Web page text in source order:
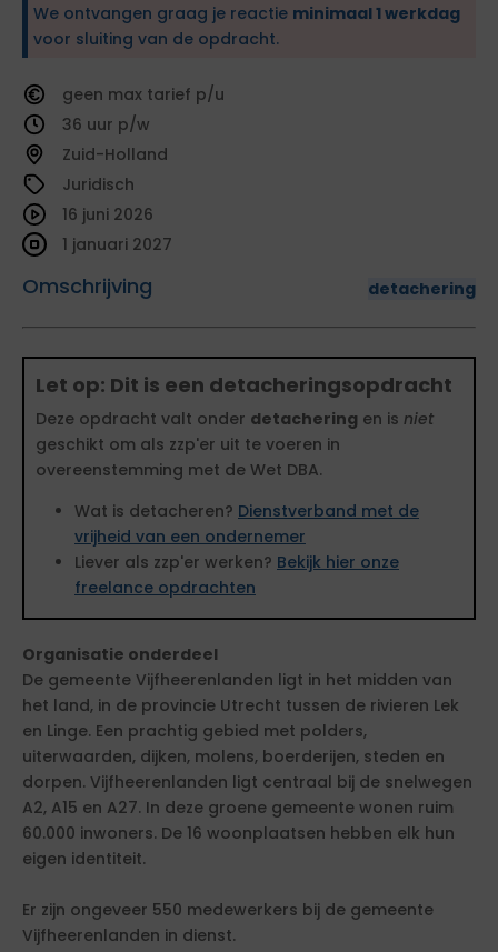
We ontvangen graag je reactie minimaal 1 werkdag
voor sluiting van de opdracht.
geen
tarief
36
Zuid-Holland
Juridisch
Omschrijving detachering
16 juni 2026
1 januari 2027
Let op: Dit is een detacheringsopdracht
Deze opdracht valt onder detachering en is niet
geschikt om als zzp'er uit te voeren in
overeenstemming met de Wet DBA.
Wat is detacheren? Dienstverband met de
vrijheid van een ondernemer
Liever als zzp'er werken? Bekijk hier onze
freelance opdrachten
Organisatie onderdeel
De gemeente Vijfheerenlanden ligt in het midden van
het land, in de provincie Utrecht tussen de rivieren Lek
en Linge. Een prachtig gebied met polders,
uiterwaarden, dijken, molens, boerderijen, steden en
dorpen. Vijfheerenlanden ligt centraal bij de snelwegen
A2, A15 en A27. In deze groene gemeente wonen ruim
60.000 inwoners. De 16 woonplaatsen hebben elk hun
eigen identiteit.
Er zijn ongeveer 550 medewerkers bij de gemeente
Vijfheerenlanden in dienst.